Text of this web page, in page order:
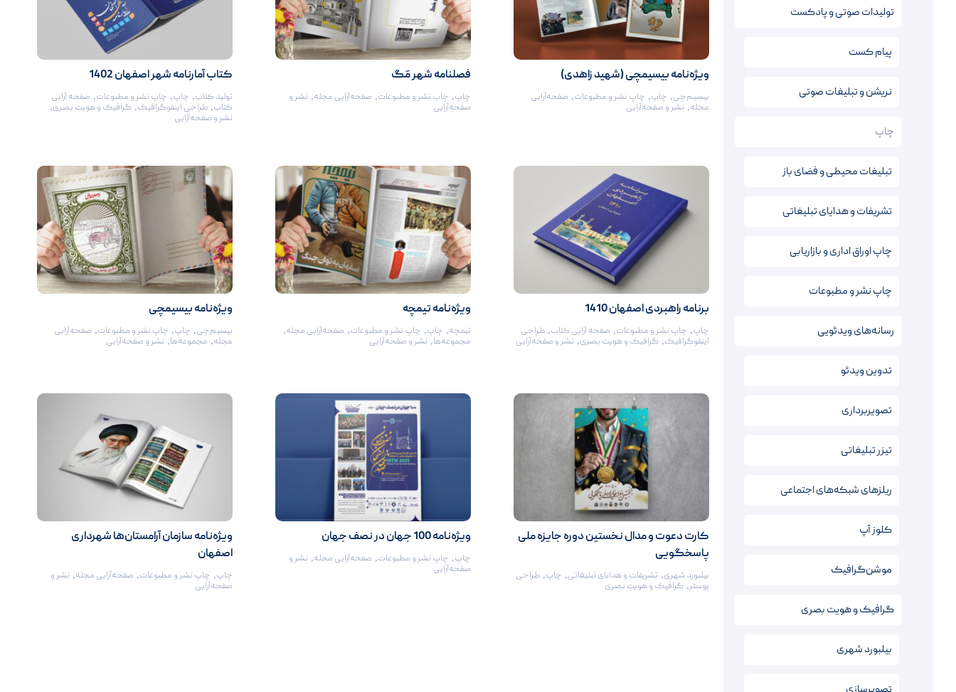
تولیدات صوتی و پادکست
پیام کست
نریشن‌ و تبلیغات صوتی
چاپ
تبلیغات محیطی و فضای باز
تشریفات و هدایای تبلیغاتی
چاپ اوراق اداری و بازاریابی
چاپ نشر و مطبوعات
رسانه‌های ویدئویی
تدوین ویدئو
تصویربرداری
تیزر تبلیغاتی
ریلزهای شبکه‌های اجتماعی
کلوز آپ
موشن‌گرافیک
گرافیک و هویت بصری
بیلبورد شهری
ویژه‌نامه بیسیمچی (شهید زاهدی)
بیسیم‌چی, چاپ, چاپ نشر و مطبوعات, صفحه‌آرایی
مجله, نشر و صفحه‌آرایی
فصلنامه شهر مَگ
چاپ, چاپ نشر و مطبوعات, صفحه‌آرایی مجله, نشر و
صفحه‌آرایی
کتاب آمارنامه شهر اصفهان 1402
تولید کتاب, چاپ, چاپ نشر و مطبوعات, صفحه آرایی
کتاب‌,طراحی اینفوگرافیک,گرافیک و هویت بصری,
نشر و صفحه‌آرایی
برنامه راهبردی اصفهان 1410
چاپ, چاپ نشر و مطبوعات, صفحه آرایی کتاب‌,طراحی
اینفوگرافیک,گرافیک و هویت بصری, نشر و صفحه‌آرایی
ویژه‌نامه تیمچه
تیمچه, چاپ, چاپ نشر و مطبوعات, صفحه‌آرایی مجله,
مجموعه‌ها, نشر و صفحه‌آرایی
ویژه‌نامه بیسیمچی
بیسیم‌چی, چاپ, چاپ نشر و مطبوعات, صفحه‌آرایی
مجله, مجموعه‌ها, نشر و صفحه‌آرایی
کارت دعوت و مدال نخستین دوره جایزه ملی
پاسخگویی
بیلبورد شهری, تشریفات و هدایای تبلیغاتی, چاپ,طراحی
پوستر,گرافیک و هویت بصری
ویژه‌نامه 100 جهان در نصف جهان
چاپ, چاپ نشر و مطبوعات, صفحه‌آرایی مجله, نشر و
صفحه‌آرایی
ویژه‌نامه سازمان آرامستان‌ها شهرداری
اصفهان
چاپ, چاپ نشر و مطبوعات, صفحه‌آرایی مجله, نشر و
صفحه‌آرایی